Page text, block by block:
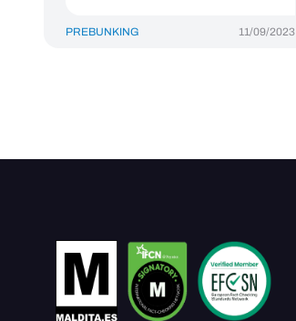
PREBUNKING 11/09/2023